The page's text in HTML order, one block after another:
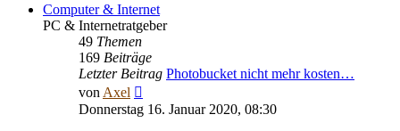
Computer & Internet
PC & Internetratgeber
49 Themen
169 Beiträge
Letzter Beitrag Photobucket nicht mehr kosten…
vonAxel
Beitrag
Donnerstag 16. Januar 2020, 08:30